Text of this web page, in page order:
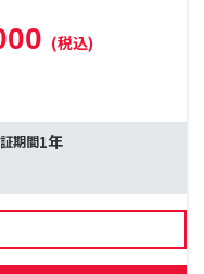
(税込)
期間1年